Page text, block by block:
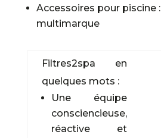
Accessoires pour piscine :
multimarque
Filtres2spa en
quelques mots :
Une équipe
consciencieuse,
réactive et